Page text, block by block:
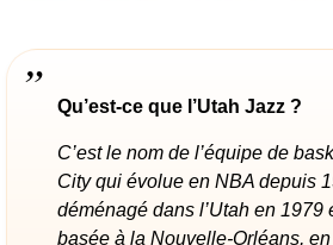
Qu’est-ce que l’Utah Jazz ?
C’est le nom de l’équipe de
City qui évolue en NBA depuis
déménagé dans l’Utah en 1979
basée à la Nouvelle-Orléans,